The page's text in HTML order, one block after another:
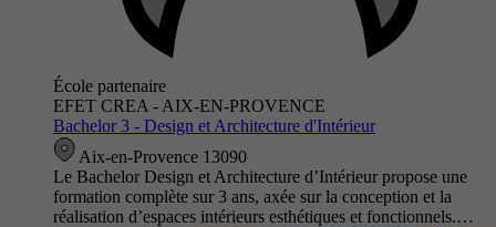
École partenaire
EFET CREA - AIX-EN-PROVENCE
Bachelor 3 - Design et Architecture d'Intérieur
Aix-en-Provence 13090
Le Bachelor Design et Architecture d’Intérieur propose une
formation complète sur 3 ans, axée sur la conception et la
réalisation d’espaces intérieurs esthétiques et fonctionnels.…